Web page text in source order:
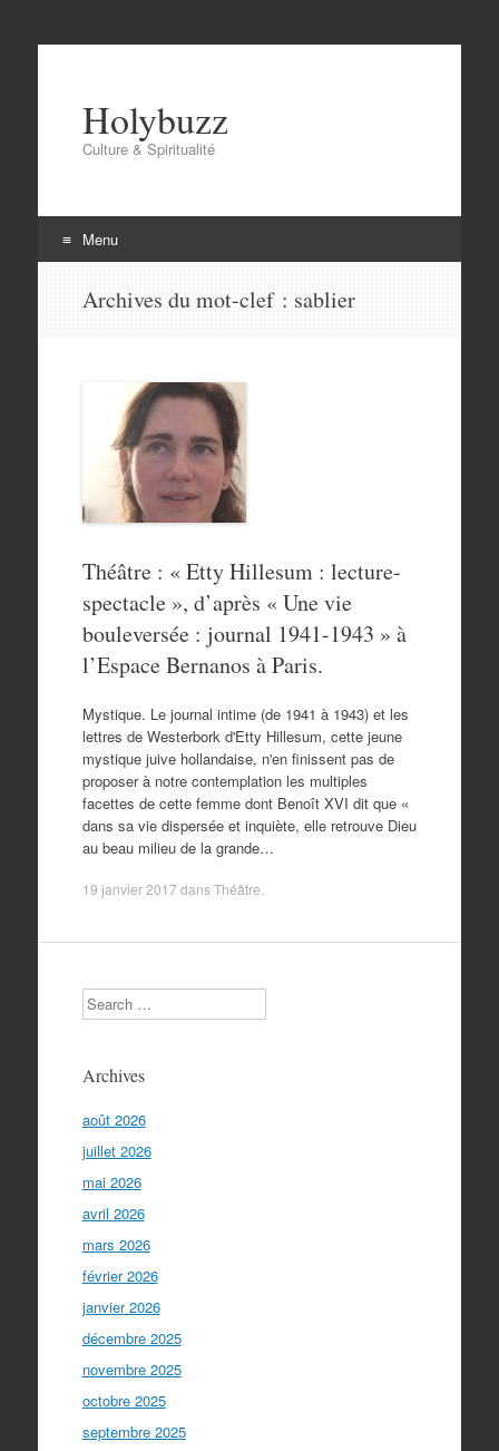
Holybuzz
Culture & Spiritualité
Menu
Archives du mot-clef : sablier
Théâtre : « Etty Hillesum : lecture-
spectacle », d’après « Une vie
bouleversée : journal 1941-1943 » à
l’Espace Bernanos à Paris.
Mystique. Le journal intime (de 1941 à 1943) et les
lettres de Westerbork d'Etty Hillesum, cette jeune
mystique juive hollandaise, n'en finissent pas de
proposer à notre contemplation les multiples
facettes de cette femme dont Benoît XVI dit que «
dans sa vie dispersée et inquiète, elle retrouve Dieu
au beau milieu de la grande…
19 janvier 2017 dansThéâtre
Search
Archives
août 2026
juillet 2026
mai 2026
avril 2026
mars 2026
février 2026
janvier 2026
décembre 2025
novembre 2025
octobre 2025
septembre 2025